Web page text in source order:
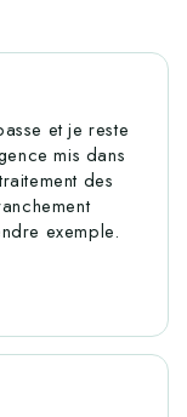
et je reste
mis dans
des
exemple.